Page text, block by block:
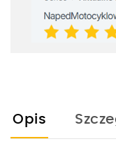
Opis